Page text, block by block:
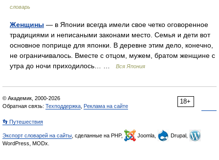
словарь
Женщины — в Японии всегда имели свое четко оговоренное
традициями и неписаными законами место. Семья и дети вот
основное поприще для японки. В деревне этим дело, конечно,
не ограничивалось. Вместе с отцом, мужем, братом женщине с
утра до ночи приходилось… …
Вся Япония
18+
© Академик, 2000-2026
Обратная связь: Техподдержка Реклама на сайте
👣 Путешествия
Экспорт словарей на сайты , сделанные на PHP, Joomla,
Drupal,
WordPress, MODx.